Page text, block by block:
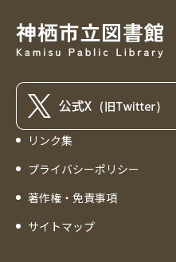
リンク集
プライバシーポリシー
著作権・免責事項
サイトマップ